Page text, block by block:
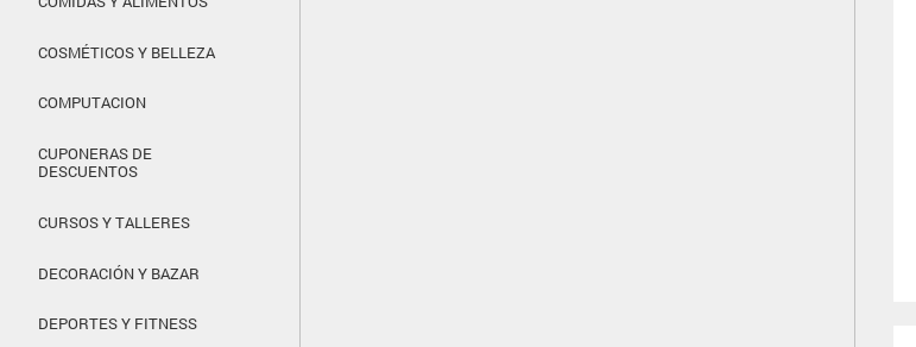
COSMÉTICOS Y BELLEZA
COMPUTACION
CUPONERAS DE
DESCUENTOS
CURSOS Y TALLERES
DECORACIÓN Y BAZAR
DEPORTES Y FITNESS